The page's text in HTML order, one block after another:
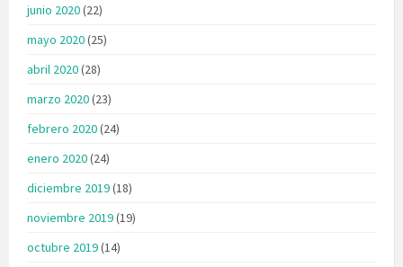
junio 2020(22)
mayo 2020(25)
abril 2020(28)
marzo 2020(23)
febrero 2020(24)
enero 2020(24)
diciembre 2019(18)
noviembre 2019(19)
octubre 2019(14)